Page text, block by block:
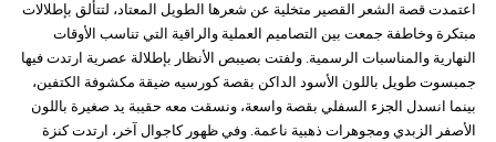
اعتمدت قصة الشعر القصير متخلية عن شعرها الطويل المعتاد، لتتألق بإطلالات
مبتكرة وخاطفة جمعت بين التصاميم العملية والراقية التي تناسب الأوقات
النهارية والمناسبات الرسمية. ولفتت بصيبص الأنظار بإطلالة عصرية ارتدت فيها
جمبسوت طويل باللون الأسود الداكن بقصة كورسيه ضيقة مكشوفة الكتفين،
بينما انسدل الجزء السفلي بقصة واسعة، ونسقت معه حقيبة يد صغيرة باللون
الأصفر الزبدي ومجوهرات ذهبية ناعمة. وفي ظهور كاجوال آخر، ارتدت كنزة